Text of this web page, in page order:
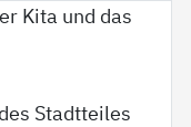
Stadtteiles